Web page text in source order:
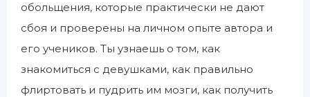
обольщения, которые практически не дают
сбоя и проверены на личном опыте автора и
его учеников. Ты узнаешь о том, как
знакомиться с девушками, как правильно
флиртовать и пудрить им мозги, как получить